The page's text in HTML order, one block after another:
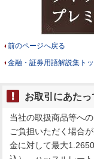
前のページへ戻る
金融・証券用語解説集ト
お取引にあた
当社の取扱商品等へ
ご負担いただく場合
金に対して最大